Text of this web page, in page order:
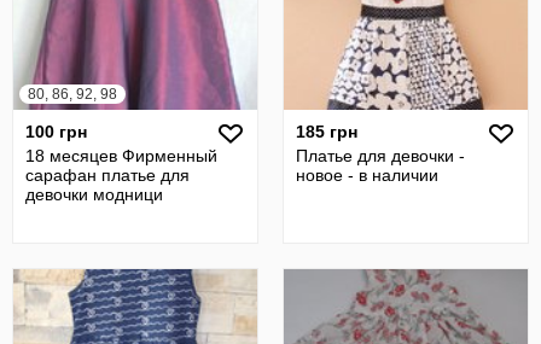
80, 86, 92, 98
100 грн
18 месяцев Фирменный
сарафан платье для
девочки модници
185 грн
Платье для девочки -
новое - в наличии